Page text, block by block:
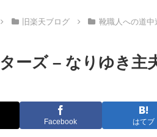
旧楽天ブログ 靴職人への道中
ーズ – なりゆき主
Facebook はてブ